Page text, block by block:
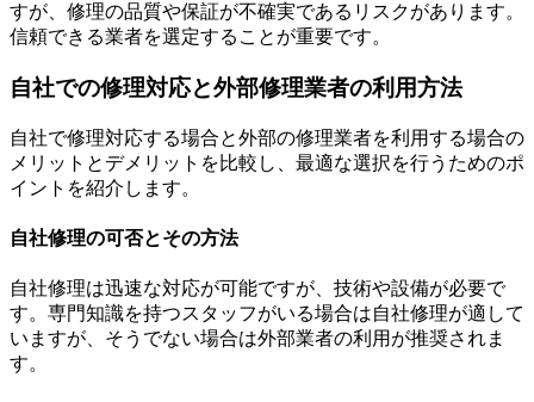
すが、修理の品質や保証が不確実であるリスクがあります。
信頼できる業者を選定することが重要です。
自社での修理対応と外部修理業者の利用方法
自社で修理対応する場合と外部の修理業者を利用する場合の
メリットとデメリットを比較し、最適な選択を行うためのポ
イントを紹介します。
自社修理の可否とその方法
自社修理は迅速な対応が可能ですが、技術や設備が必要で
す。専門知識を持つスタッフがいる場合は自社修理が適して
いますが、そうでない場合は外部業者の利用が推奨されま
す。